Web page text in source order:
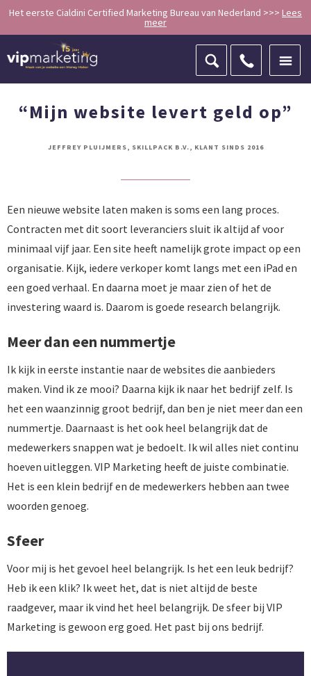
Het eerste Cialdini Certified Marketing Bureau van Nederland >>> Lees
meer
ZOEKEN
“Mijn website levert geld op”
JEFFREY PLUIJMERS, SKILLPACK B.V., KLANT SINDS 2016
Een nieuwe website laten maken is soms een lang proces.
Contracten met dit soort leveranciers sluit ik altijd af voor
minimaal vijf jaar. Een site heeft namelijk grote impact op een
organisatie. Kijk, iedere verkoper komt langs met een iPad en
een goed verhaal. En daarna moet je maar zien of het de
investering waard is. Daarom is goede research belangrijk.
Meer dan een nummertje
Ik kijk in eerste instantie naar de websites die aanbieders
maken. Vind ik ze mooi? Daarna kijk ik naar het bedrijf zelf. Is
het een waanzinnig groot bedrijf, dan ben je niet meer dan een
nummertje. Daarnaast is het ook heel belangrijk dat de
medewerkers snappen wat je bedoelt. Ik wil alles niet continu
hoeven uitleggen. VIP Marketing heeft de juiste combinatie.
Het is een klein bedrijf en de medewerkers hebben aan twee
woorden genoeg.
Sfeer
Voor mij is het gevoel heel belangrijk. Is het een leuk bedrijf?
Heb ik een klik? Ik weet het, dat is niet altijd de beste
raadgever, maar ik vind het heel belangrijk. De sfeer bij VIP
Marketing is gewoon erg goed. Het past bij ons bedrijf.